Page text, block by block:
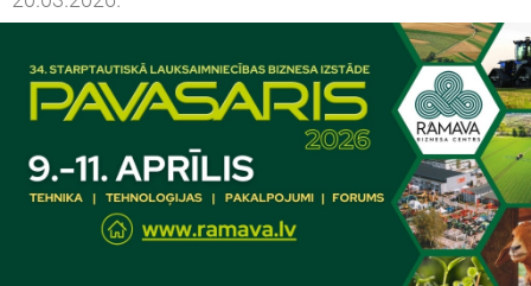
/ Sorbus
/ Vaccinium
/ Ribes